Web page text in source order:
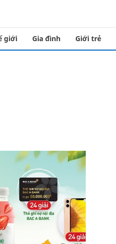
giới Gia đình Giới trẻ